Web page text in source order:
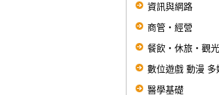
資訊與網路
商管‧經營
餐飲‧休旅‧觀光
數位遊戲 動漫 多
醫學基礎